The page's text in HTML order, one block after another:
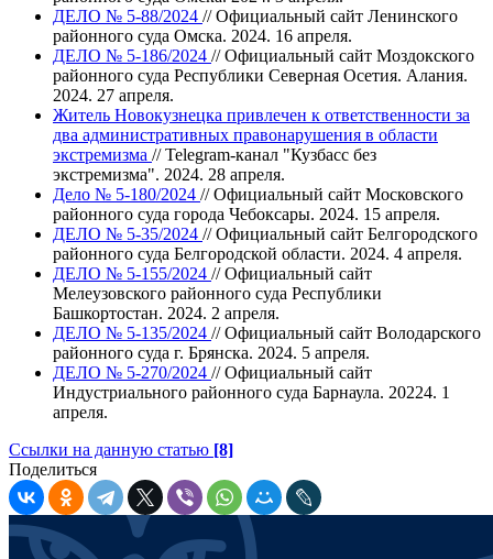
ДЕЛО № 5-88/2024 // Официальный сайт Ленинского
районного суда Омска. 2024. 16 апреля.
ДЕЛО № 5-186/2024 // Официальный сайт Моздокского
районного суда Республики Северная Осетия. Алания.
2024. 27 апреля.
Житель Новокузнецка привлечен к ответственности за
два административных правонарушения в области
экстремизма // Telegram-канал "Кузбасс без
экстремизма". 2024. 28 апреля.
Дело № 5-180/2024 // Официальный сайт Московского
районного суда города Чебоксары. 2024. 15 апреля.
ДЕЛО № 5-35/2024 // Официальный сайт Белгородского
районного суда Белгородской области. 2024. 4 апреля.
ДЕЛО № 5-155/2024 // Официальный сайт
Мелеузовского районного суда Республики
Башкортостан. 2024. 2 апреля.
ДЕЛО № 5-135/2024 // Официальный сайт Володарского
районного суда г. Брянска. 2024. 5 апреля.
ДЕЛО № 5-270/2024 // Официальный сайт
Индустриального районного суда Барнаула. 20224. 1
апреля.
Ссылки на данную статью [8]
Поделиться